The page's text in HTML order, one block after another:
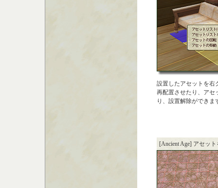
設置したアセットを右
再配置させたり、アセ
り、設置解除ができま
[Ancient Age] アセッ